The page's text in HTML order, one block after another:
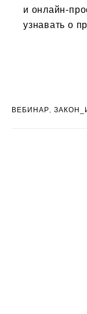
и онлайн-
узнавать о
ВЕБИНАР